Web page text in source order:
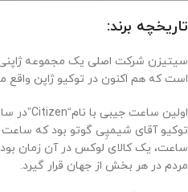
تاریخچه برند:
است که هم اکنون در توکیو ژاپن واقع
توکیو آقای شیمپِی گوتو بود که ساعت
ساعت، یک کالای لوکس در آن زمان
مردم در هر بخش از جهان قرار گیرد.